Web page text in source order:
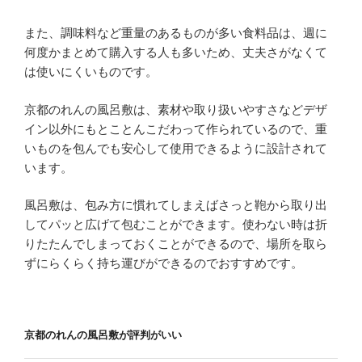
また、調味料など重量のあるものが多い食料品は、週に
何度かまとめて購入する人も多いため、丈夫さがなくて
は使いにくいものです。
京都のれんの風呂敷は、素材や取り扱いやすさなどデザ
イン以外にもとことんこだわって作られているので、重
いものを包んでも安心して使用できるように設計されて
います。
風呂敷は、包み方に慣れてしまえばさっと鞄から取り出
してパッと広げて包むことができます。使わない時は折
りたたんでしまっておくことができるので、場所を取ら
ずにらくらく持ち運びができるのでおすすめです。
京都のれんの風呂敷が評判がいい